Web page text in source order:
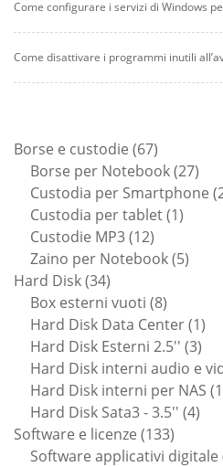
Come configurare i servizi di Windows
Come disattivare i programmi inutili
Borse e custodie 6767
prodotti
Borse per Notebook 2727
Custodia per Smartphone
Custodia per tablet 11
Custodie MP3 1212
prodotti
Zaino per Notebook 55
Hard Disk 3434
prodotti
Box esterni vuoti 88
prodotti
Hard Disk Data Center 11
Hard Disk Esterni 2.5'' 33
Hard Disk interni audio e
Hard Disk interni per NAS
Hard Disk Sata3 - 3.5'' 44
Software e licenze 133133
Software applicativi digitale